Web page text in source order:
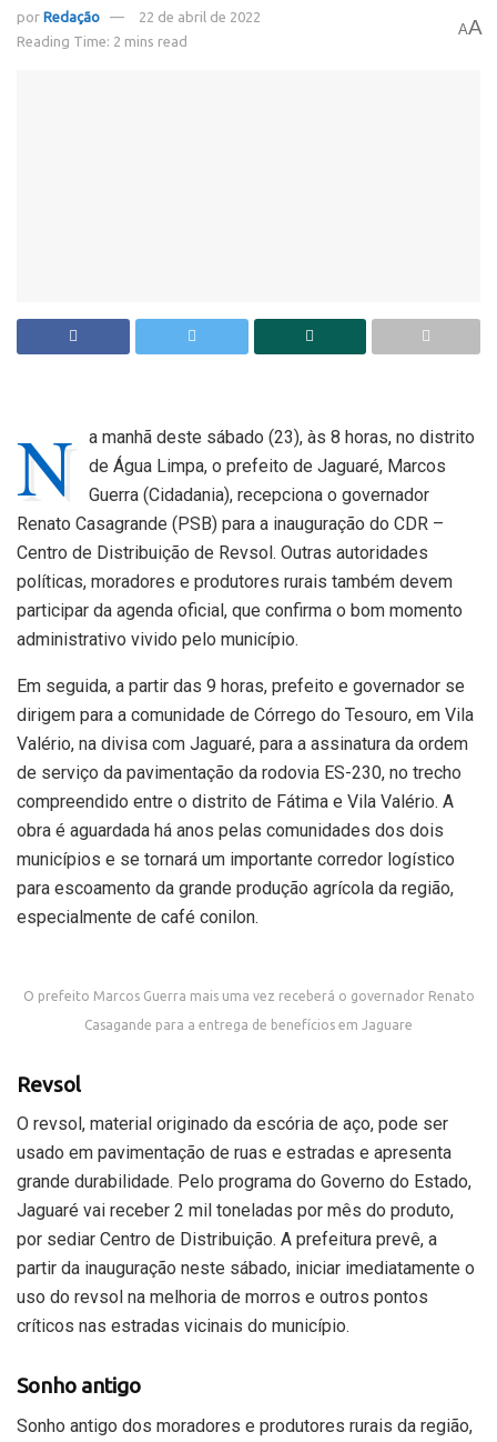
por Redação
22 de abril de 2022
Reading Time: 2 mins read
AA
N a manhã deste sábado (23), às 8 horas, no distrito
de Água Limpa, o prefeito de Jaguaré, Marcos
Guerra (Cidadania), recepciona o governador
Renato Casagrande (PSB) para a inauguração do CDR –
Centro de Distribuição de Revsol. Outras autoridades
políticas, moradores e produtores rurais também devem
participar da agenda oficial, que confirma o bom momento
administrativo vivido pelo município.
Em seguida, a partir das 9 horas, prefeito e governador se
dirigem para a comunidade de Córrego do Tesouro, em Vila
Valério, na divisa com Jaguaré, para a assinatura da ordem
de serviço da pavimentação da rodovia ES-230, no trecho
compreendido entre o distrito de Fátima e Vila Valério. A
obra é aguardada há anos pelas comunidades dos dois
municípios e se tornará um importante corredor logístico
para escoamento da grande produção agrícola da região,
especialmente de café conilon.
O prefeito Marcos Guerra mais uma vez receberá o governador Renato
Casagande para a entrega de benefícios em Jaguare
Revsol
O revsol, material originado da escória de aço, pode ser
usado em pavimentação de ruas e estradas e apresenta
grande durabilidade. Pelo programa do Governo do Estado,
Jaguaré vai receber 2 mil toneladas por mês do produto,
por sediar Centro de Distribuição. A prefeitura prevê, a
partir da inauguração neste sábado, iniciar imediatamente o
uso do revsol na melhoria de morros e outros pontos
críticos nas estradas vicinais do município.
Sonho antigo
Sonho antigo dos moradores e produtores rurais da região,